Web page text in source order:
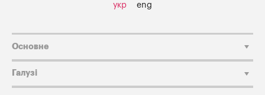
укр eng
Основне
Галузі